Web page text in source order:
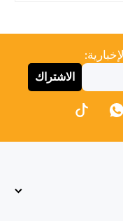
الاشتراك